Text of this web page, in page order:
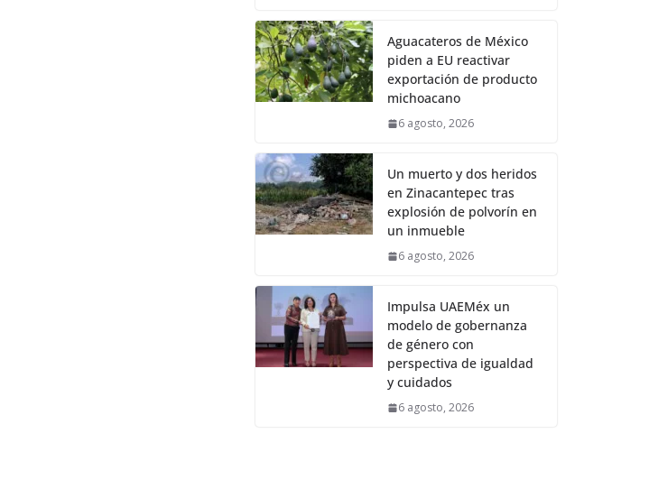
Aguacateros de México
piden a EU reactivar
exportación de producto
michoacano
6 agosto, 2026
Un muerto y dos heridos
en Zinacantepec tras
explosión de polvorín en
un inmueble
6 agosto, 2026
Impulsa UAEMéx un
modelo de gobernanza
de género con
perspectiva de igualdad
y cuidados
6 agosto, 2026